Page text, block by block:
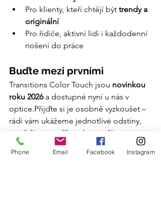
Pro klienty, kteří chtějí být trendy a
originální
Pro řidiče, aktivní lidi i každodenní
nošení do práce
Buďte mezi prvními
Transitions Color Touch jsou novinkou
roku 2026 a dostupné nyní u nás v
optice.Přijďte si je osobně vyzkoušet –
rádi vám ukážeme jednotlivé odstíny,
vysvětlíme rozdíly a doporučíme
ideální variantu právě pro vás.
Phone Email Facebook Instagram